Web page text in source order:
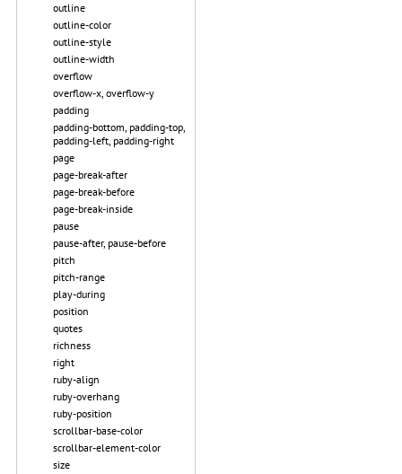
outline
outline-color
outline-style
outline-width
overflow
overflow-x, overflow-y
padding
padding-bottom, padding-top,
padding-left, padding-right
page
page-break-after
page-break-before
page-break-inside
pause
pause-after, pause-before
pitch
pitch-range
play-during
position
quotes
richness
right
ruby-align
ruby-overhang
ruby-position
scrollbar-base-color
scrollbar-element-color
size